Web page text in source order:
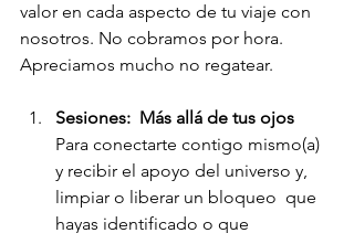
valor en cada aspecto de tu viaje con
nosotros. No cobramos por hora.
Apreciamos mucho no regatear.
Sesiones:  Más allá de tus ojos
Para conectarte contigo mismo(a)
y recibir el apoyo del universo y,
limpiar o liberar un bloqueo  que
hayas identificado o que